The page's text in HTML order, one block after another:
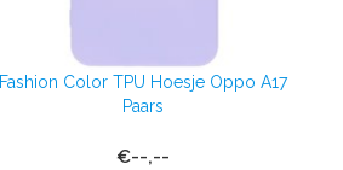
Fashion Color TPU Hoesje Oppo A17
Paars
€--,--